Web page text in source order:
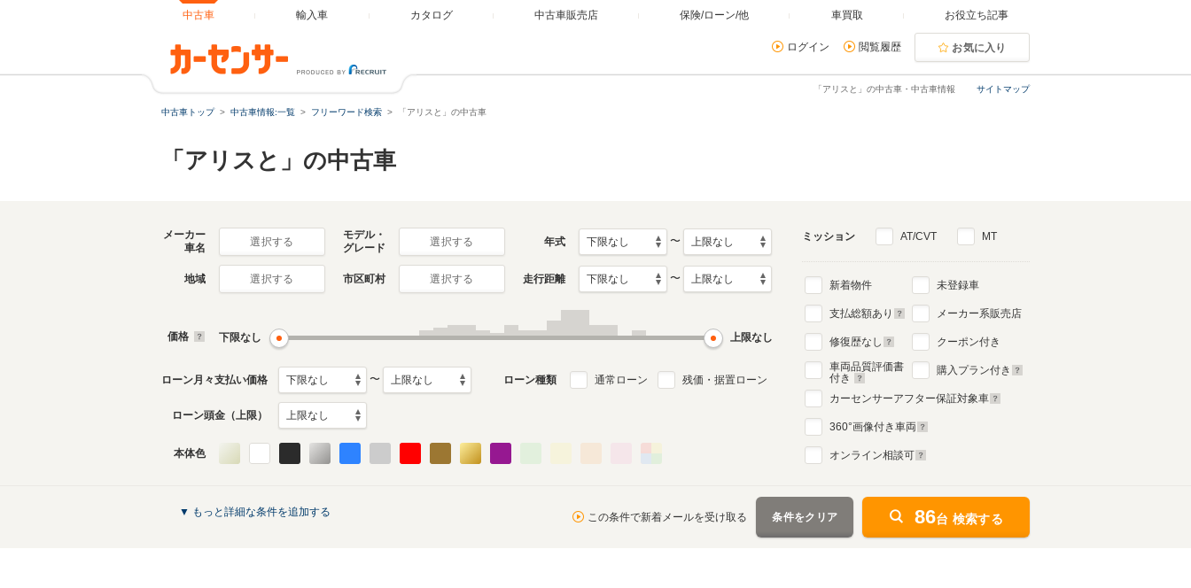
中古車 輸入車 カタログ 中古車販売店 保険/ローン/他 車買取 お役立ち記事
ログイン 閲覧履歴 お気に入り
サイトマップ
「アリスと」の中古車・中古車情報
中古車トップ 中古車情報:一覧 フリーワード検索 「アリスと」の中古車
「アリスと」の中古車
メーカー
車名
選択する
モデル・
グレード
選択する 年式 〜
地域 選択する 市区町村 選択する 走行距離 〜
価格 下限なし 上限なし
ローン月々支払い価格 〜 ローン種類 通常ローン 残価・据置ローン
ローン頭金（上限）
本体色
ミッション AT/CVT MT
新着物件
支払総額あり
修復歴なし
車両品質評価書
付き
未登録車
メーカー系販売店
クーポン付き
購入プラン付き
カーセンサーアフター保証対象車
360°画像付き車両
オンライン相談可
▼ もっと詳細な条件を追加する この条件で新着メールを受け取る 条件をクリア 86台 検索する